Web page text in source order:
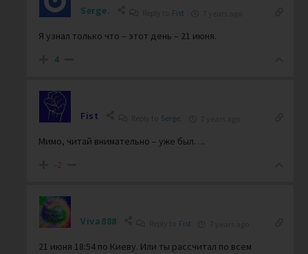
Serge. Fist
Я узнал только что – этот день – 21 июня.
4
Fist Serge.
Мимо, читай внимательно – уже был….
-2
Viva888 Fist
21 июня 18:54 по Киеву. Или ты рассчитал по всем